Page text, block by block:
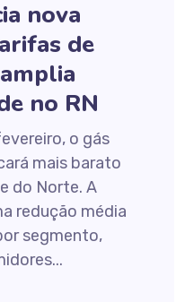
nova
de
no RN
o gás
mais barato
do Norte. A
redução média
segmento,